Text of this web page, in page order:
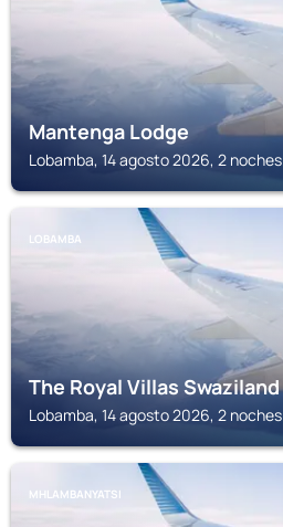
Mantenga Lodge
Lobamba, 14 agosto 2026, 2 noches
LOBAMBA
The Royal Villas Swaziland
Lobamba, 14 agosto 2026, 2 noches
MHLAMBANYATSI